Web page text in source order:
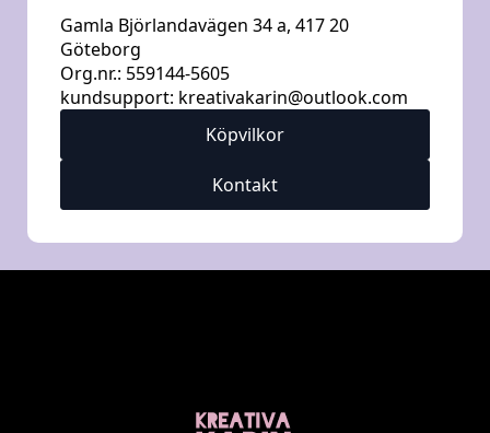
Gamla Björlandavägen 34 a, 417 20
Göteborg
Org.nr.: 559144-5605
kundsupport: kreativakarin@outlook.com
Köpvilkor
Kontakt